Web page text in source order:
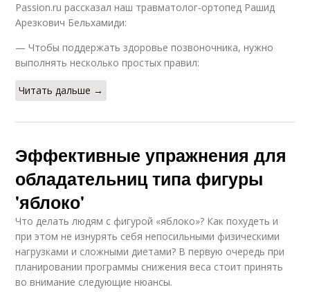
Passion.ru рассказал наш травматолог-ортопед Рашид
Арезкович Бельхамиди:
— Чтобы поддержать здоровье позвоночника, нужно
выполнять несколько простых правил:
Читать дальше →
Эффективные упражнения для
обладательниц типа фигуры
'яблоко'
Что делать людям с фигурой «яблоко»? Как похудеть и
при этом не изнурять себя непосильными физическими
нагрузками и сложными диетами? В первую очередь при
планировании программы снижения веса стоит принять
во внимание следующие нюансы.